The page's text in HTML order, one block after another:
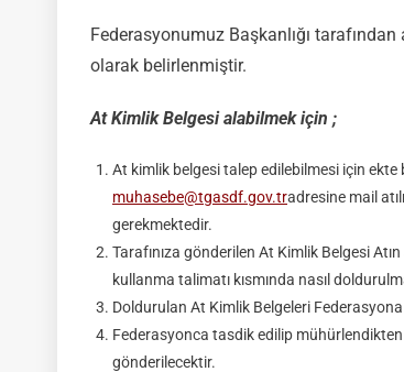
Federasyonumuz Başkanlığı
olarak belirlenmiştir.
At Kimlik Belgesi alabilmek için ;
At kimlik belgesi talep edilebilmesi için ekte
muhasebe@tgasdf.gov.tradresine mail
gerekmektedir.
Tarafınıza gönderilen At Kimlik Belgesi
kullanma talimatı kısmında nasıl
Doldurulan At Kimlik Belgeleri
Federasyonca tasdik edilip
gönderilecektir.